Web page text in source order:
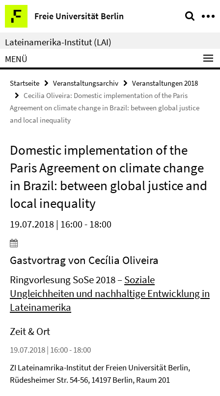
Springe
direkt
zu
Inhalt
Freie Universität Berlin
Service-
Navigation
Lateinamerika-Institut (LAI)
MENÜ
Startseite Veranstaltungsarchiv
Veranstaltungen 2018
Cecilia Oliveira: Domestic implementation of the Paris
Agreement on climate change in Brazil: between global justice
and local inequality
Domestic implementation of the
Paris Agreement on climate change
in Brazil: between global justice and
local inequality
19.07.2018 | 16:00 - 18:00
Gastvortrag von Cecília Oliveira
Ringvorlesung SoSe 2018 –Soziale
Ungleichheiten und nachhaltige Entwicklung in
Lateinamerika
Zeit & Ort
19.07.2018 | 16:00 - 18:00
ZI Lateinamrika-Institut der Freien Universität Berlin,
Rüdesheimer Str. 54-56, 14197 Berlin, Raum 201